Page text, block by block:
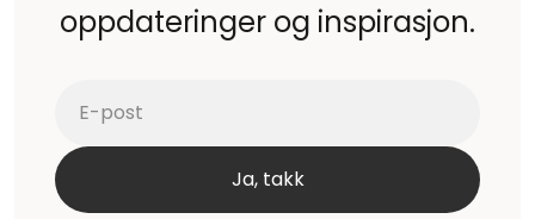
oppdateringer og inspirasjon.